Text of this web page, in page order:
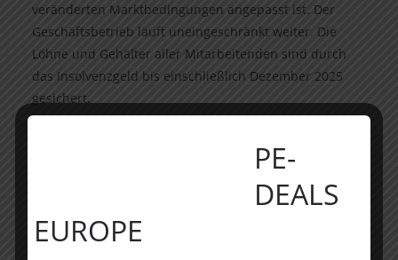
veränderten Marktbedingungen angepasst ist. Der
Geschäftsbetrieb läuft uneingeschränkt weiter. Die
Löhne und Gehälter aller Mitarbeitenden sind durch
das Insolvenzgeld bis einschließlich Dezember 2025
gesichert.
Eigenverwaltungsverfahren mit einem Team aus
erfahrenen Restrukturierungsexperten. Als
Generalbevollmächtigter wird Jan Hendrik Groß, Partner
bei RSM Ebner Stolz, die Sanierung federführend
PE-
DEALS
EUROPE